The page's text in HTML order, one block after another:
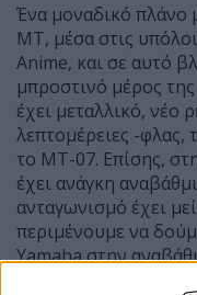
Ένα μοναδικό πλάνο
MT, μέσα στις
Anime, και σε αυτό
μπροστινό μέρος
έχει μεταλλικό, νέο
λεπτομέρειες -φλας,
το MT-07. Επίσης,
έχει ανάγκη
ανταγωνισμό έχει
περιμένουμε να
Yamaha στην
07; Τότε θα